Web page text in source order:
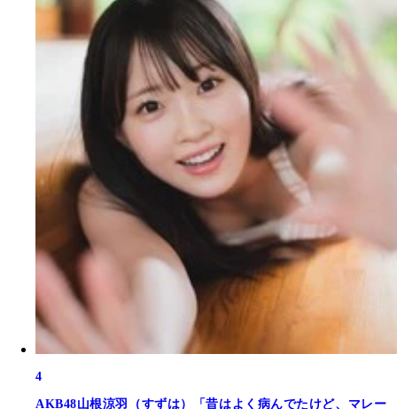
4
AKB48山根涼羽（すずは）「昔はよく病んでたけど、マレー